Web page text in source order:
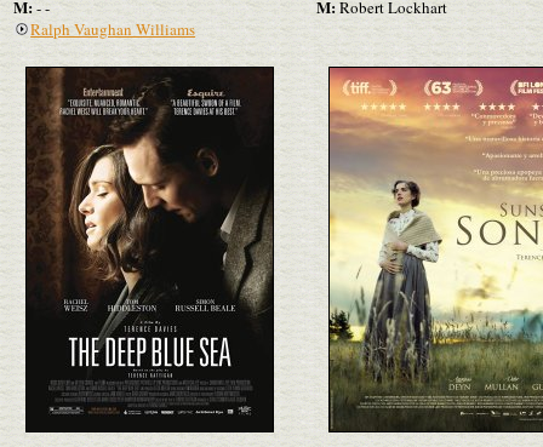
M:- -
Ralph Vaughan Williams
M: Robert Lockhart